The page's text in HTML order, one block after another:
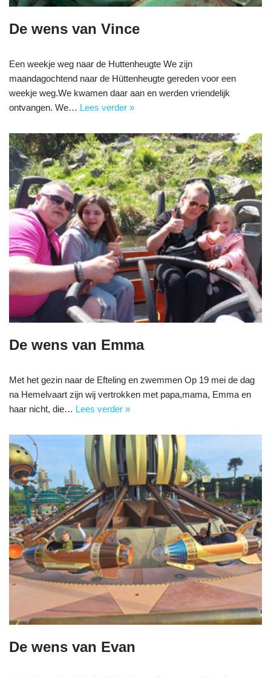
De wens van Vince
Een weekje weg naar de Huttenheugte We zijn
maandagochtend naar de Hüttenheugte gereden voor een
weekje weg.We kwamen daar aan en werden vriendelijk
ontvangen. We… Lees verder »
De wens van Emma
Met het gezin naar de Efteling en zwemmen Op 19 mei de dag
na Hemelvaart zijn wij vertrokken met papa,mama, Emma en
haar nicht, die… Lees verder »
De wens van Evan